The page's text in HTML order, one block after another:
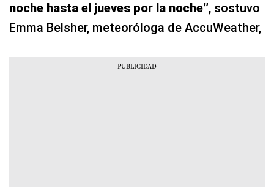
noche hasta el jueves por la noche”, sostuvo
Emma Belsher, meteoróloga de AccuWeather,